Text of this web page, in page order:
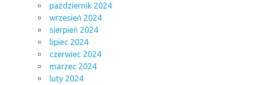
październik 2024
wrzesień 2024
sierpień 2024
lipiec 2024
czerwiec 2024
marzec 2024
luty 2024